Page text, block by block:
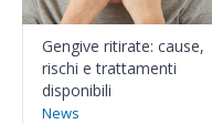
Gengive ritirate: cause,
rischi e trattamenti
disponibili
News